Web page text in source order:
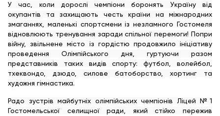
У час, коли дорослі чемпіони боронять Україну від
окупантів та захищають честь країни на міжнародних
змаганнях, маленькі спортсмени із незламного Гостомеля
відновлюють тренування заради спільної перемоги! Попри
війну, звільнене місто із гордістю продовжило ініціативу
проведення Олімпійського дня, гуртуючи разом
представників таких видів спорту: футбол, волейбол,
тхеквондо, дзюдо, силове батоборство, хортинг та
художня гімнастика.
Радо зустрів майбутніх олімпійських чемпіонів Ліцей №1
Гостомельської селищної ради, який стійко пережив